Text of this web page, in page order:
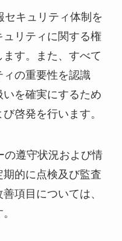
セキュリティ体制を
リティに関する権
す。また、すべて
の重要性を認識
いを確実にするため
啓発を行います。
の遵守状況および情
的に点検及び監査
項目については、